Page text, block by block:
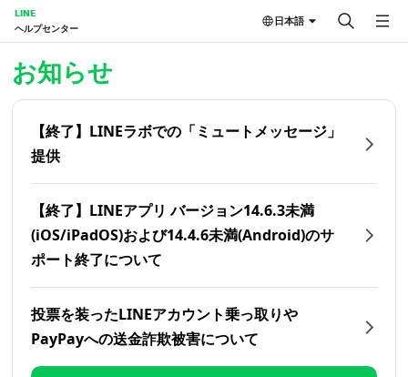
LINE
ヘルプセンター
日本語
お知らせ
【終了】LINEラボでの「ミュートメッセージ」
提供
【終了】LINEアプリ バージョン14.6.3未満
(iOS/iPadOS)および14.4.6未満(Android)のサ
ポート終了について
投票を装ったLINEアカウント乗っ取りや
PayPayへの送金詐欺被害について